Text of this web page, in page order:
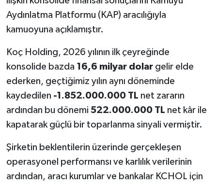
Aydınlatma Platformu (KAP) aracılığıyla
kamuoyuna açıklamıştır.
Koç Holding, 2026 yılının ilk çeyreğinde
konsolide bazda 16,6 milyar dolargelir elde
ederken, geçtiğimiz yılın aynı döneminde
kaydedilen -1.852.000.000 TL net zararın
ardından bu dönemi 522.000.000 TL net kâr ile
kapatarak güçlü bir toparlanma sinyali vermiştir.
Şirketin beklentilerin üzerinde gerçekleşen
operasyonel performansı ve karlılık verilerinin
ardından, aracı kurumlar ve bankalar KCHOL için